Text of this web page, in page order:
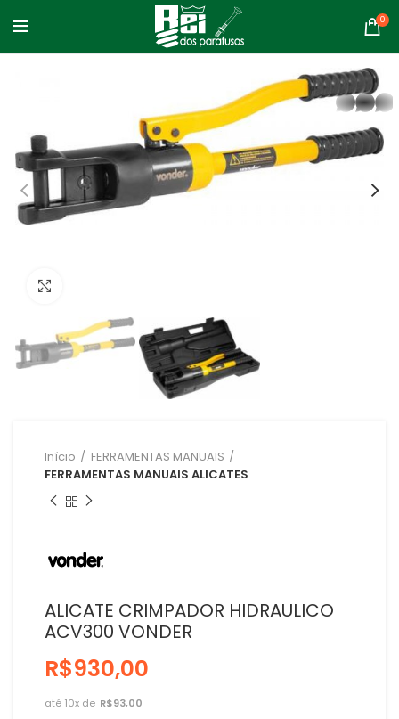
0
Início
FERRAMENTAS MANUAIS
FERRAMENTAS MANUAIS ALICATES
ALICATE CRIMPADOR HIDRAULICO
ACV300 VONDER
R$
R$
whatsapp